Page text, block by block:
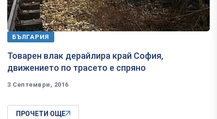
БЪЛГАРИЯ
Товарен влак дерайлира край София,
движението по трасето е спряно
3 Септември, 2016
ПРОЧЕТИ ОЩЕ